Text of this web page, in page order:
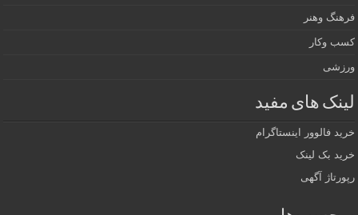
فرهنگ وهنر
کسب وکار
ورزشی
لینک های مفید
خرید فالوور اینستاگرام
خرید بک لینک
رپورتاژ آگهی